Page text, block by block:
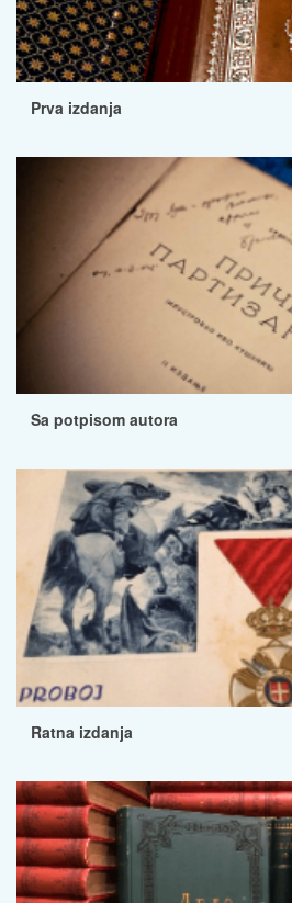
Prva izdanja
Sa potpisom autora
Ratna izdanja